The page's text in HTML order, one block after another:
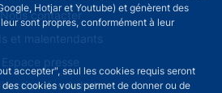
Hotjar et Youtube) et génèrent des
sont propres, conformément à leur
accepter", seul les cookies requis seront
cookies vous permet de donner ou de
Nous contacter
et malentendants
Espace presse
des Achats